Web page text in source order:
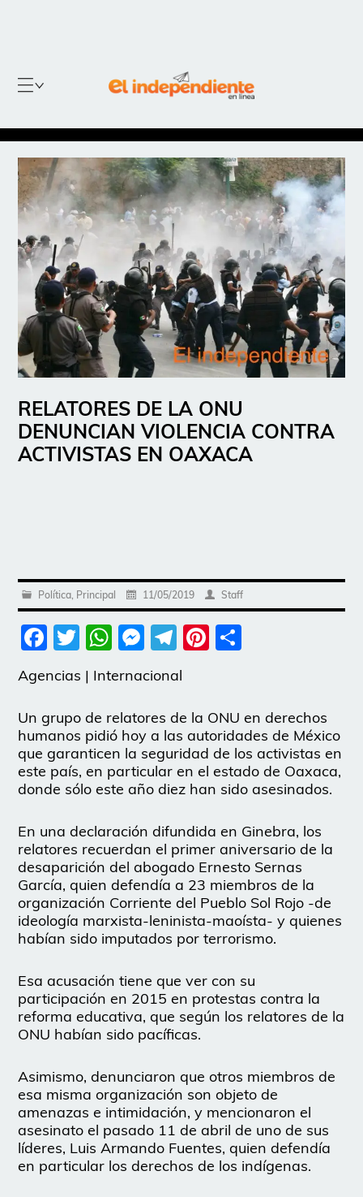
RELATORES DE LA ONU
DENUNCIAN VIOLENCIA CONTRA
ACTIVISTAS EN OAXACA
Política Principal 11/05/2019 Staff
Facebook
Twitter
WhatsApp
Messenger
Telegram
Pinterest
Agencias | Internacional
Un grupo de relatores de la ONU en derechos
humanos pidió hoy a las autoridades de México
que garanticen la seguridad de los activistas en
este país, en particular en el estado de Oaxaca,
donde sólo este año diez han sido asesinados.
En una declaración difundida en Ginebra, los
relatores recuerdan el primer aniversario de la
desaparición del abogado Ernesto Sernas
García, quien defendía a 23 miembros de la
organización Corriente del Pueblo Sol Rojo -de
ideología marxista-leninista-maoísta- y quienes
habían sido imputados por terrorismo.
Esa acusación tiene que ver con su
participación en 2015 en protestas contra la
reforma educativa, que según los relatores de la
ONU habían sido pacíficas.
Asimismo, denunciaron que otros miembros de
esa misma organización son objeto de
amenazas e intimidación, y mencionaron el
asesinato el pasado 11 de abril de uno de sus
líderes, Luis Armando Fuentes, quien defendía
en particular los derechos de los indígenas.